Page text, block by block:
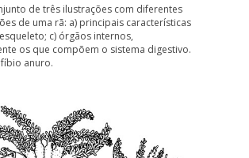
de três ilustrações com diferentes
de uma rã: a) principais características
esqueleto; c) órgãos internos,
os que compõem o sistema digestivo.
anuro.